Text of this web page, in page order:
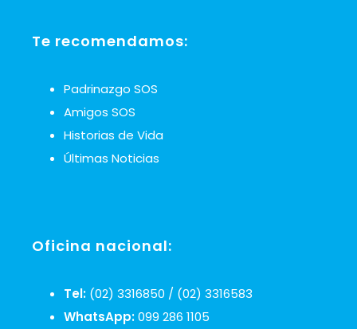
Te recomendamos:
Padrinazgo SOS
Amigos SOS
Historias de Vida
Últimas Noticias
Oficina nacional:
Tel: (02) 3316850 / (02) 3316583
WhatsApp:099 286 1105